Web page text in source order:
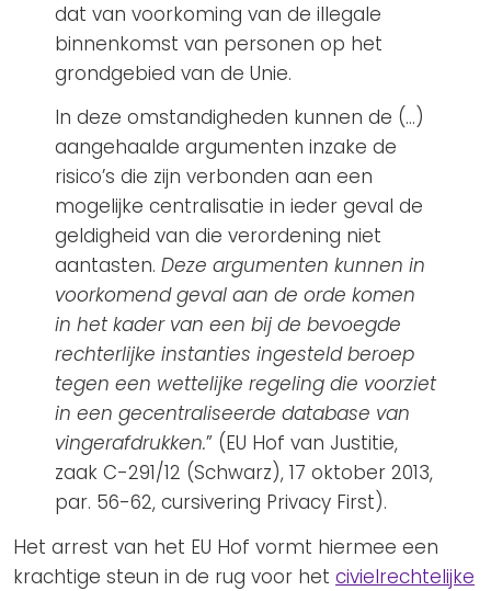
dat van voorkoming van de illegale
binnenkomst van personen op het
grondgebied van de Unie.
In deze omstandigheden kunnen de (…)
aangehaalde argumenten inzake de
risico’s die zijn verbonden aan een
mogelijke centralisatie in ieder geval de
geldigheid van die verordening niet
aantasten. Deze argumenten kunnen in
voorkomend geval aan de orde komen
in het kader van een bij de bevoegde
rechterlijke instanties ingesteld beroep
tegen een wettelijke regeling die voorziet
in een gecentraliseerde database van
vingerafdrukken.” (EU Hof van Justitie,
zaak C-291/12 (Schwarz), 17 oktober 2013,
par. 56-62, cursivering Privacy First).
Het arrest van het EU Hof vormt hiermee een
krachtige steun in de rug voor het civielrechtelijke